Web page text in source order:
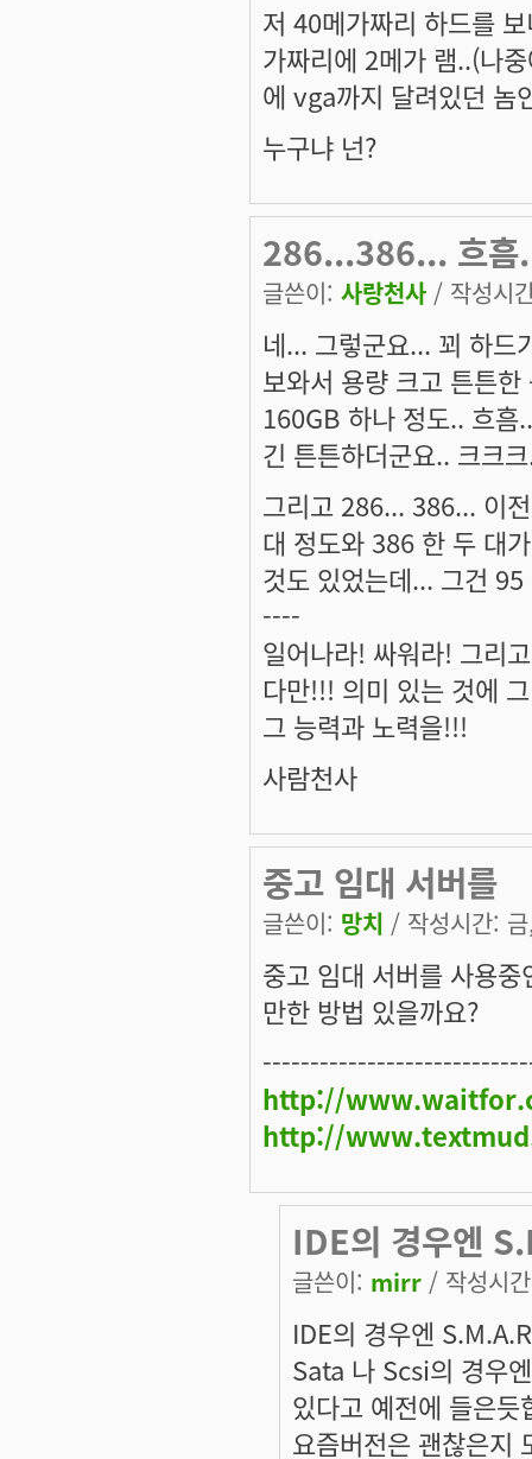
저 40메가짜리 하드를
가짜리에 2메가 램..(나
에 vga까지 달려있던 놈
누구냐 넌?
286...386... 흐흠
글쓴이: 사랑천사 / 작성시
네... 그렇군요... 꾀 하드
보와서 용량 크고 튼튼
160GB 하나 정도.. 흐흠
긴 튼튼하더군요.. 크크
그리고 286... 386... 이
대 정도와 386 한 두 대
것도 있었는데... 그건
----
일어나라! 싸워라! 그리
다만!!! 의미 있는 것에
그 능력과 노력을!!!
사람천사
중고 임대 서버를
글쓴이: 망치 / 작성시간:
중고 임대 서버를 사용
만한 방법 있을까요?
http://
http://
IDE의 경우엔
글쓴이: mirr / 작성시
IDE의 경우엔
Sata 나 Scsi의 경우
있다고 예전에 들은듯
요즘버전은 괜찮은지